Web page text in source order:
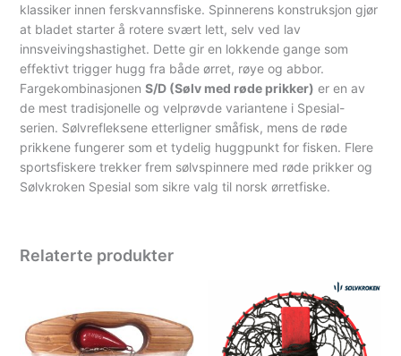
klassiker innen ferskvannsfiske. Spinnerens konstruksjon gjør
at bladet starter å rotere svært lett, selv ved lav
innsveivingshastighet. Dette gir en lokkende gange som
effektivt trigger hugg fra både ørret, røye og abbor.
FargekombinasjonenS/D (Sølv med røde prikker) er en av
de mest tradisjonelle og velprøvde variantene i Spesial-
serien. Sølvrefleksene etterligner småfisk, mens de røde
prikkene fungerer som et tydelig huggpunkt for fisken. Flere
sportsfiskere trekker frem sølvspinnere med røde prikker og
Sølvkroken Spesial som sikre valg til norsk ørretfiske.
Relaterte produkter